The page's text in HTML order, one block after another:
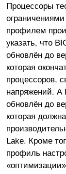
Процессоры
профилем
указать, что
обновлён до
которая
процессоров,
напряжений. А
обновлён до
которая
Lake. Кроме
профиль